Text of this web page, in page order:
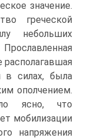
значение.
греческой
небольших
в силах, была
ополчением.
ясно, что
мобилизации
напряжения